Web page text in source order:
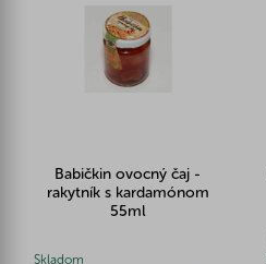
Babičkin ovocný čaj -
rakytník s kardamónom
55ml
Skladom